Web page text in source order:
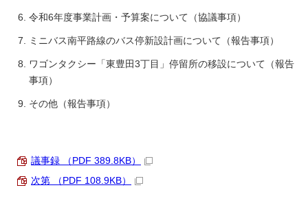
令和6年度事業計画・予算案について（協議事項）
ミニバス南平路線のバス停新設計画について（報告事項）
ワゴンタクシー「東豊田3丁目」停留所の移設について（報告
事項）
その他（報告事項）
議事録 （PDF 389.8KB）
次第 （PDF 108.9KB）